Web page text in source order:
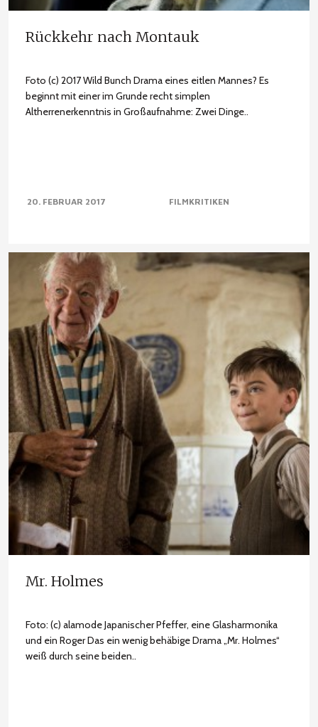
Rückkehr nach Montauk
Foto (c) 2017 Wild Bunch Drama eines eitlen Mannes? Es
beginnt mit einer im Grunde recht simplen
Altherrenerkenntnis in Großaufnahme: Zwei Dinge..
20. FEBRUAR 2017 FILMKRITIKEN
Mr. Holmes
Foto: (c) alamode Japanischer Pfeffer, eine Glasharmonika
und ein Roger Das ein wenig behäbige Drama „Mr. Holmes“
weiß durch seine beiden..